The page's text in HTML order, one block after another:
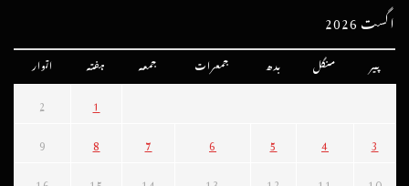
اگست 2026
پیر منگل بدھ جمعرات جمعہ ہفتہ اتوار
1
2
3
4
5
6
7
8
9